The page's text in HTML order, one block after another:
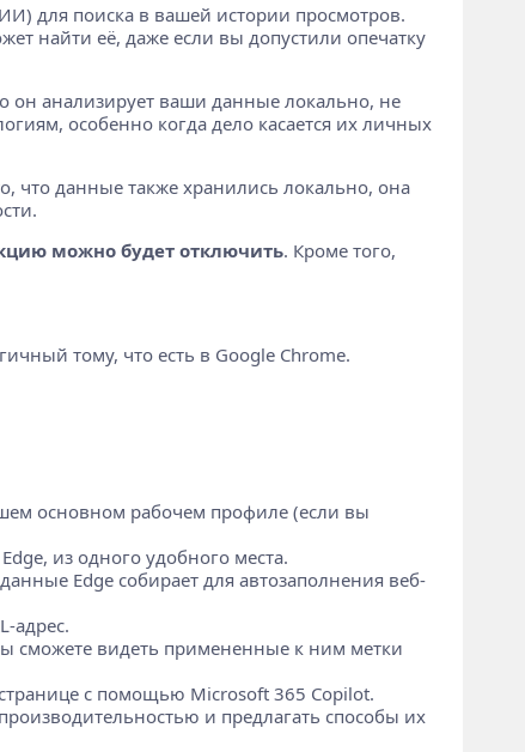
для поиска в вашей истории просмотров.
найти её, даже если вы допустили опечатку
он анализирует ваши данные локально, не
особенно когда дело касается их личных
что данные также хранились локально, она
можно будет отключить. Кроме того,
тому, что есть в Google Chrome.
основном рабочем профиле (если вы
из одного удобного места.
Edge собирает для автозаполнения веб-
адрес.
сможете видеть примененные к ним метки
с помощью Microsoft 365 Copilot.
и предлагать способы их